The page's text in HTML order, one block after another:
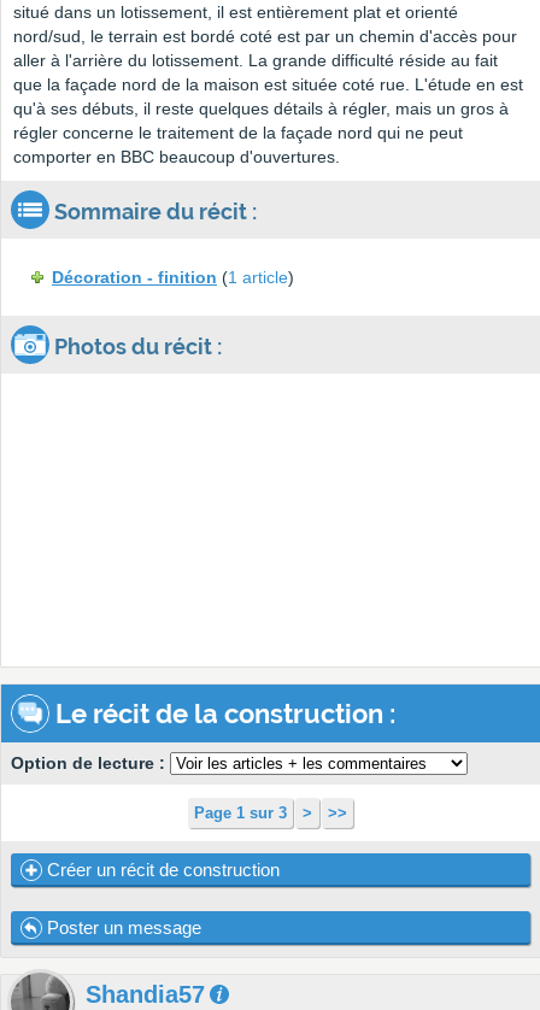
situé dans un lotissement, il est entièrement plat et orienté
nord/sud, le terrain est bordé coté est par un chemin d'accès pour
aller à l'arrière du lotissement. La grande difficulté réside au fait
que la façade nord de la maison est située coté rue. L'étude en est
qu'à ses débuts, il reste quelques détails à régler, mais un gros à
régler concerne le traitement de la façade nord qui ne peut
comporter en BBC beaucoup d'ouvertures.
Sommaire du récit :
Décoration - finition (1 article)
Photos du récit :
Le récit de la construction :
Option de lecture :
Page 1 sur 3 > >>
Créer un récit de construction
Poster un message
Shandia57